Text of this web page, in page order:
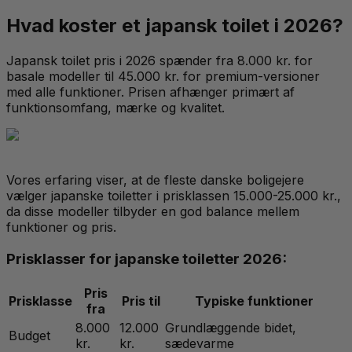
Hvad koster et japansk toilet i 2026?
Japansk toilet pris i 2026 spænder fra 8.000 kr. for
basale modeller til 45.000 kr. for premium-versioner
med alle funktioner. Prisen afhænger primært af
funktionsomfang, mærke og kvalitet.
Vores erfaring viser, at de fleste danske boligejere
vælger japanske toiletter i prisklassen 15.000-25.000 kr.,
da disse modeller tilbyder en god balance mellem
funktioner og pris.
Prisklasser for japanske toiletter 2026:
Prisklasse
Pris
fra
Pris til Typiske funktioner
Budget
8.000
kr.
12.000
kr.
Grundlæggende bidet,
sædevarme